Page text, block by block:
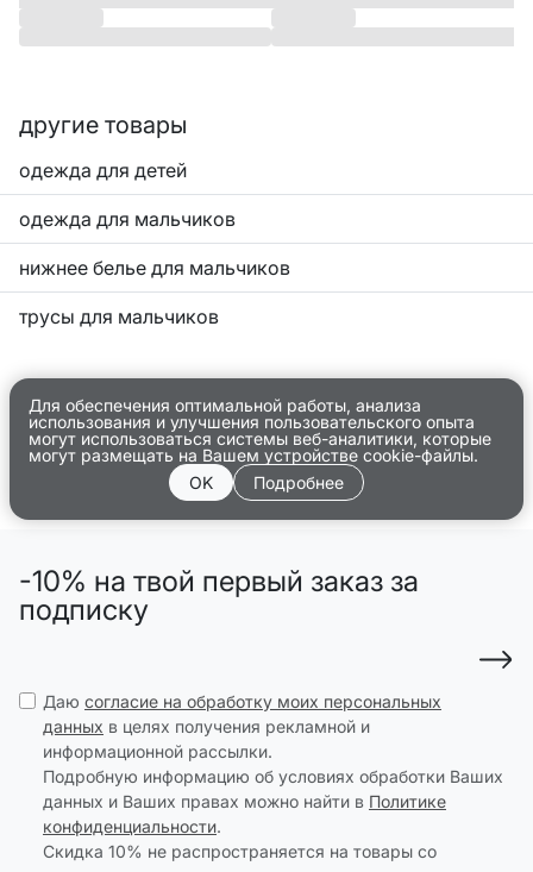
другие товары
одежда для детей
одежда для мальчиков
нижнее белье для мальчиков
трусы для мальчиков
Для обеспечения оптимальной работы, анализа
использования и улучшения пользовательского опыта
могут использоваться системы веб-аналитики, которые
могут размещать на Вашем устройстве cookie-файлы.
OK
Подробнее
-10% на твой первый заказ за
подписку
Даю согласие на обработку моих персональных
данных в целях получения рекламной и
информационной рассылки.
Подробную информацию об условиях обработки Ваших
данных и Ваших правах можно найти в Политике
конфиденциальности.
Скидка 10% не распространяется на товары со